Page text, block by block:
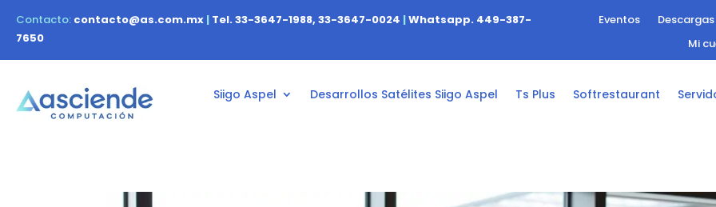
Contacto: contacto@as.com.mx | Tel. 33-3647-1988, 33-3647-0024 |Whatsapp. 449-387-
7650
Eventos
Descargas
Mi
Siigo Aspel Desarrollos Satélites Siigo Aspel Ts Plus Softrestaurant